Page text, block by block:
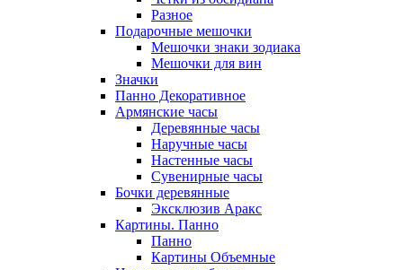
Разное
Подарочные мешочки
Мешочки знаки зодиака
Мешочки для вин
Значки
Панно Декоративное
Армянские часы
Деревянные часы
Наручные часы
Настенные часы
Сувенирные часы
Бочки деревянные
Эксклюзив Аракс
Картины. Панно
Панно
Картины Объемные